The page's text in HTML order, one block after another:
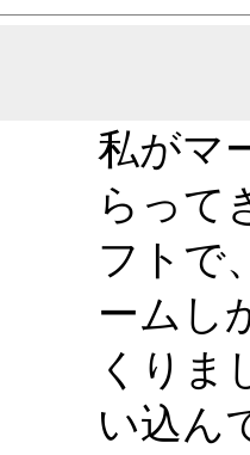
私がマ
らって
フトで
ームし
くりま
い込ん